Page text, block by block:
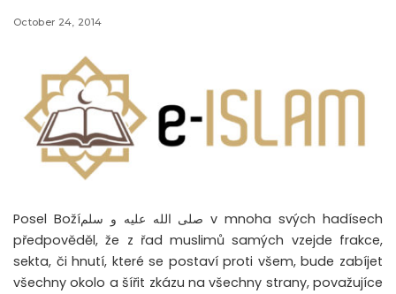
October 24, 2014
Posel Božíصلى الله عليه و سلم v mnoha svých hadísech
předpověděl, že z řad muslimů samých vzejde frakce,
sekta, či hnutí, které se postaví proti všem, bude zabíjet
všechny okolo a šířit zkázu na všechny strany, považujíce